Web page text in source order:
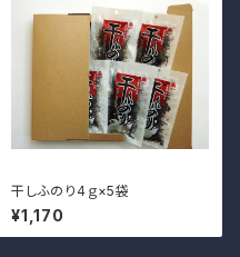
干しふのり4ｇ×5袋
¥1,170